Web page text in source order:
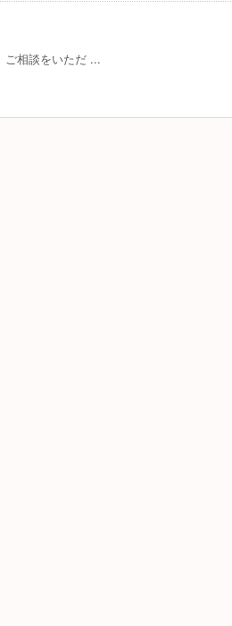
ご相談をいただ ...